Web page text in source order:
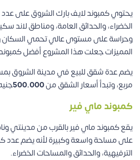
يحتوي كمبوند لايف بارك الشروق على
الخضراء، والحدائق العامة، ومناطق لاند
وحراسة على مستوى عالي تحمي السكان
المميزات جعلت هذا المشروع أفضل
يضم عدة شقق للبيع في مدينة الشروق
مربع، وتبدأ أسعار الشقق من500.000
كمبوند ماي فير
يقع كمبوند ماي فير بالقرب من مدينتي
على مساحة واسعة وكبيرة لأنه يضم عدد
الترفيهية، والحدائق والمساحات الخضراء.